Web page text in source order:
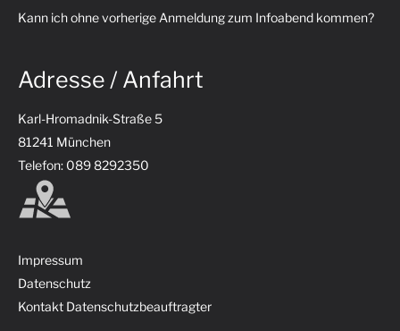
Kann ich ohne vorherige Anmeldung zum Infoabend kommen?
Adresse / Anfahrt
Karl-Hromadnik-Straße 5
81241 München
Telefon: 089 8292350
Impressum
Datenschutz
Kontakt Datenschutzbeauftragter